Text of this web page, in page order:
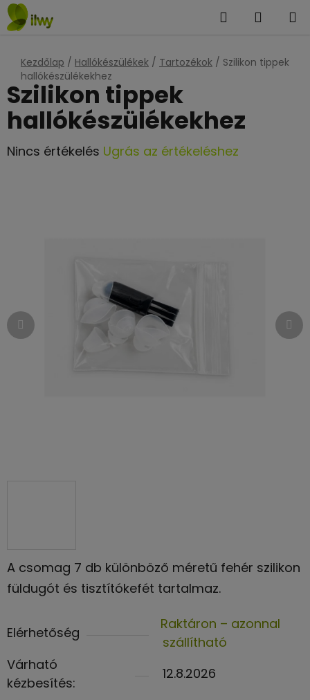
Ugrás
a
tartalomhoz
KeresésKOSÁR
Kezdőlap / Hallókészülékek / Tartozékok / Szilikon tippek
hallókészülékekhez
A csomag 7 db különböző méretű fehér szilikon
füldugót és tisztítókefét tartalmaz.
Elérhetőség
Raktáron – azonnal
szállítható
Várható
kézbesítés:
12.8.2026
Szilikon tippek
hallókészülékekhez
A
Nincs értékelés Ugrás az értékeléshez